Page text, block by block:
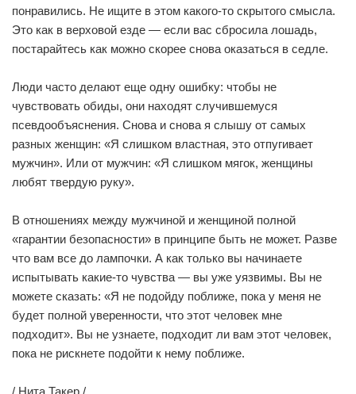
понравились. Не ищите в этом какого-то скрытого смысла.
Это как в верховой езде — если вас сбросила лошадь,
постарайтесь как можно скорее снова оказаться в седле.
Люди часто делают еще одну ошибку: чтобы не
чувствовать обиды, они находят случившемуся
псевдообъяснения. Снова и снова я слышу от самых
разных женщин: «Я слишком властная, это отпугивает
мужчин». Или от мужчин: «Я слишком мягок, женщины
любят твердую руку».
В отношениях между мужчиной и женщиной полной
«гарантии безопасности» в принципе быть не может. Разве
что вам все до лампочки. А как только вы начинаете
испытывать какие-то чувства — вы уже уязвимы. Вы не
можете сказать: «Я не подойду поближе, пока у меня не
будет полной уверенности, что этот человек мне
подходит». Вы не узнаете, подходит ли вам этот человек,
пока не рискнете подойти к нему поближе.
/ Нита Такер /